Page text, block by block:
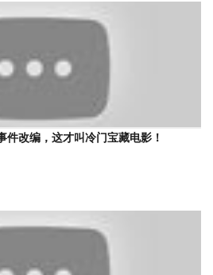
件改编，这才叫冷门宝藏电影！